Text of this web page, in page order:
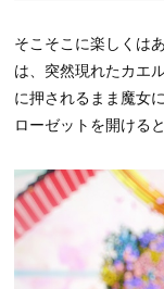
そこそこに楽しくは
は、突然現れたカエ
に押されるまま魔女
ローゼットを開ける